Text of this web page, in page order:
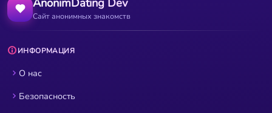
Сайт анонимных знакомств
ИНФОРМАЦИЯ
О нас
Безопасность